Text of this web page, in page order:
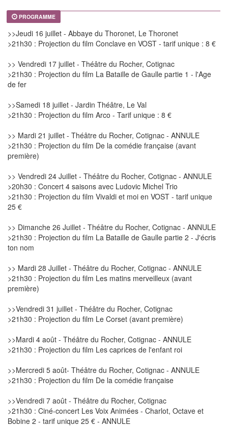
PROGRAMME
>>Jeudi 16 juillet - Abbaye du Thoronet, Le Thoronet
>21h30 : Projection du film Conclave en VOST - tarif unique : 8 €
>> Vendredi 17 juillet - Théâtre du Rocher, Cotignac
>21h30 : Projection du film La Bataille de Gaulle partie 1 - l'Age
de fer
>>Samedi 18 juillet - Jardin Théâtre, Le Val
>21h30 : Projection du film Arco - Tarif unique : 8 €
>> Mardi 21 juillet - Théâtre du Rocher, Cotignac - ANNULE
>21h30 : Projection du film De la comédie française (avant
première)
>> Vendredi 24 Juillet - Théâtre du Rocher, Cotignac - ANNULE
>20h30 : Concert 4 saisons avec Ludovic Michel Trio
>21h30 : Projection du film Vivaldi et moi en VOST - tarif unique
25 €
>> Dimanche 26 Juillet - Théâtre du Rocher, Cotignac - ANNULE
>21h30 : Projection du film La Bataille de Gaulle partie 2 - J'écris
ton nom
>> Mardi 28 Juillet - Théâtre du Rocher, Cotignac - ANNULE
>21h30 : Projection du film Les matins merveilleux (avant
première)
>>Vendredi 31 juillet - Théâtre du Rocher, Cotignac
>21h30 : Projection du film Le Corset (avant première)
>>Mardi 4 août - Théâtre du Rocher, Cotignac - ANNULE
>21h30 : Projection du film Les caprices de l'enfant roi
>>Mercredi 5 août- Théâtre du Rocher, Cotignac - ANNULE
>21h30 : Projection du film De la comédie française
>>Vendredi 7 août - Théâtre du Rocher, Cotignac
>21h30 : Ciné-concert Les Voix Animées - Charlot, Octave et
Bobine 2 - tarif unique 25 € - ANNULE